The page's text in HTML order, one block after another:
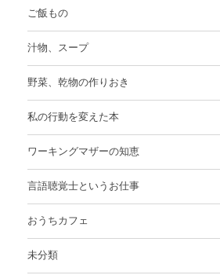
ご飯もの
汁物、スープ
野菜、乾物の作りおき
私の行動を変えた本
ワーキングマザーの知恵
言語聴覚士というお仕事
おうちカフェ
未分類